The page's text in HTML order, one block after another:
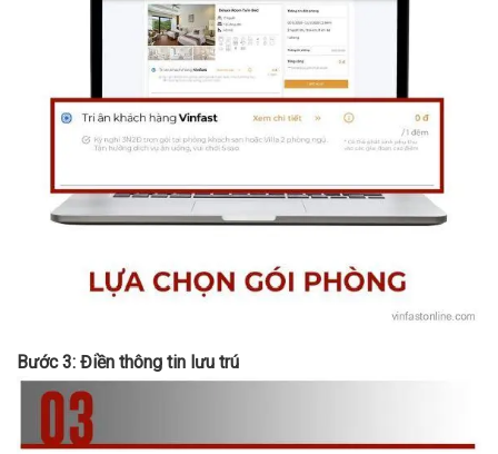
Bước 3: Điền thông tin lưu trú